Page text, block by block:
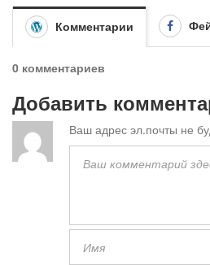
Комментарии
0 комментариев
Добавить
Ваш адрес эл.почты не